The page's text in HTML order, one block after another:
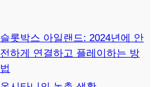
슬롯박스 아일랜드: 2024년에 안
전하게 연결하고 플레이하는 방
법